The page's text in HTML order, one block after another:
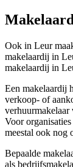
Ook in Leur
makelaardij in
makelaardij in
Een makelaardij
verkoop- of
verhuurmakelaar
Voor
meestal ook nog
Bepaalde
als